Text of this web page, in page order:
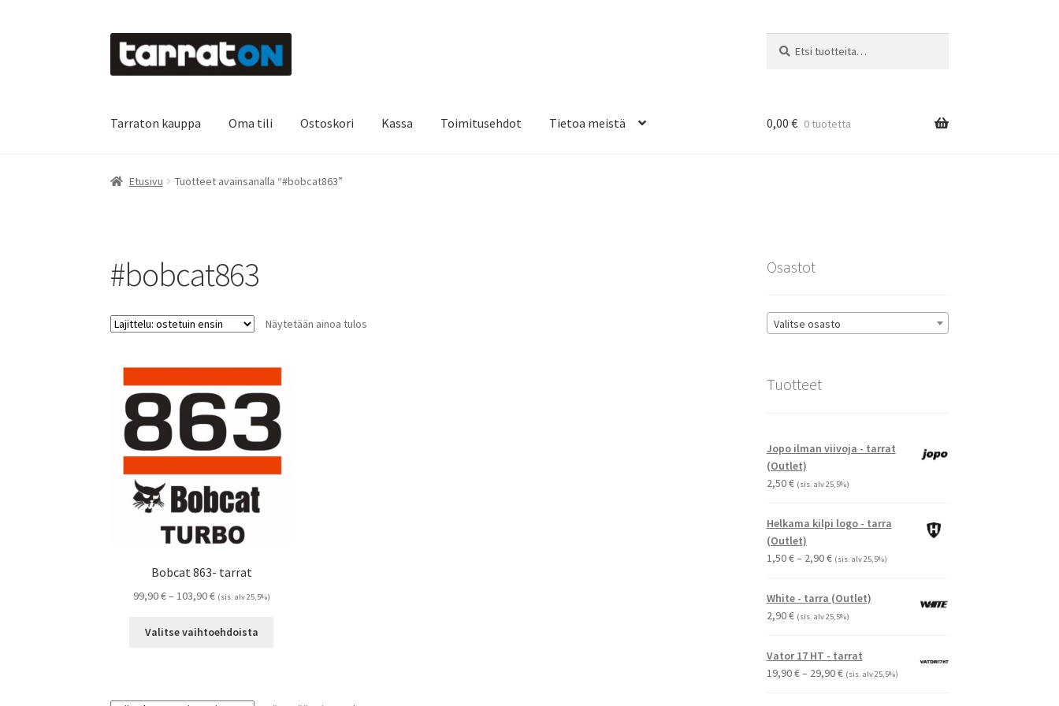
Siirry
navigointiin
Siirry
sisältöön
Tarraton kauppa Oma tili Ostoskori Kassa Toimitusehdot Tietoa meistä
Etusivu Kyltit Laserleikkaus & -kaiverrusMainosteippaukset & teippausten poisto
Tietoa meistä
0,00 € 0 tuotetta
Etusivu Tuotteet avainsanalla “#bobcat863”
#bobcat863
Näytetään ainoa tulos
Bobcat 863- tarrat
99,90€– 103,90€Hintaluokka:
-
(sis. alv 25,5%)
Valitse vaihtoehdoista
Osastot
Valitse osasto
Tuotteet
Jopo ilman viivoja - tarrat
(Outlet)
2,50€ (sis. alv 25,5%)
Helkama kilpi logo - tarra
(Outlet)
1,50€– 2,90€Hintaluokka:
-
(sis. alv 25,5%)
White - tarra (Outlet)
2,90€ (sis. alv 25,5%)
Vator 17 HT - tarrat
19,90€– 29,90€Hintaluokka:
(sis. alv 25,5%)